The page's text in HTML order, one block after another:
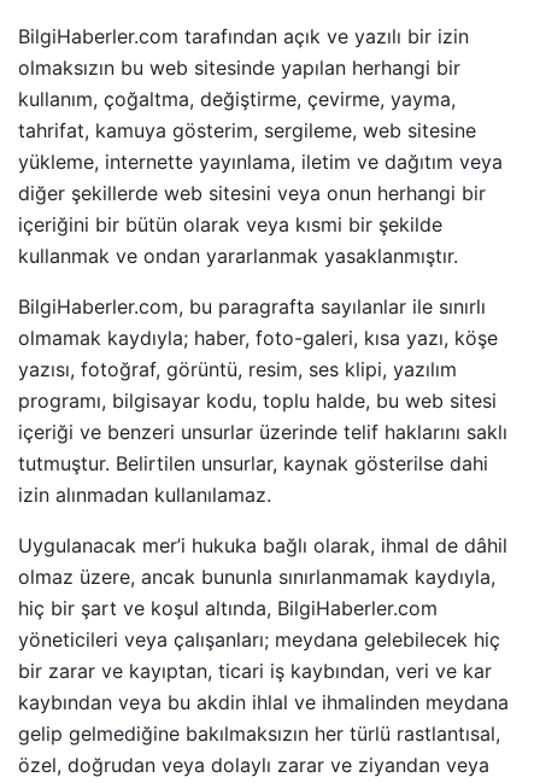
BilgiHaberler.com tarafından açık ve yazılı bir izin
olmaksızın bu web sitesinde yapılan herhangi bir
kullanım, çoğaltma, değiştirme, çevirme, yayma,
tahrifat, kamuya gösterim, sergileme, web sitesine
yükleme, internette yayınlama, iletim ve dağıtım veya
diğer şekillerde web sitesini veya onun herhangi bir
içeriğini bir bütün olarak veya kısmi bir şekilde
kullanmak ve ondan yararlanmak yasaklanmıştır.
BilgiHaberler.com, bu paragrafta sayılanlar ile sınırlı
olmamak kaydıyla; haber, foto-galeri, kısa yazı, köşe
yazısı, fotoğraf, görüntü, resim, ses klipi, yazılım
programı, bilgisayar kodu, toplu halde, bu web sitesi
içeriği ve benzeri unsurlar üzerinde telif haklarını saklı
tutmuştur. Belirtilen unsurlar, kaynak gösterilse dahi
izin alınmadan kullanılamaz.
Uygulanacak mer’i hukuka bağlı olarak, ihmal de dâhil
olmaz üzere, ancak bununla sınırlanmamak kaydıyla,
hiç bir şart ve koşul altında, BilgiHaberler.com
yöneticileri veya çalışanları; meydana gelebilecek hiç
bir zarar ve kayıptan, ticari iş kaybından, veri ve kar
kaybından veya bu akdin ihlal ve ihmalinden meydana
gelip gelmediğine bakılmaksızın her türlü rastlantısal,
özel, doğrudan veya dolaylı zarar ve ziyandan veya